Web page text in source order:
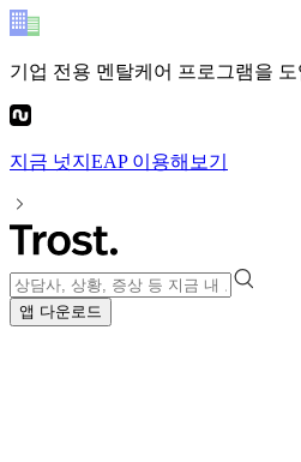
기업 전용 멘탈케어 프로그램을
지금 넛지EAP이용해보기
앱 다운로드